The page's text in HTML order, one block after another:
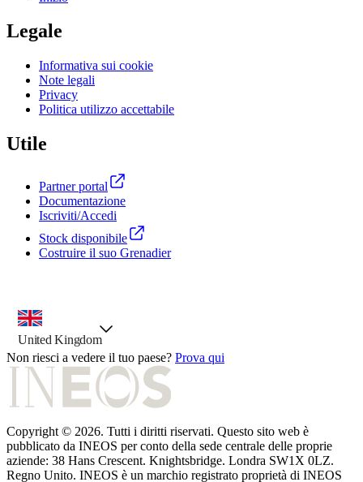
Legale
Informativa sui cookie
Note legali
Privacy
Politica utilizzo accettabile
Utile
Partner portal
Documentazione
Iscriviti/Accedi
Stock disponibile
Costruire il suo Grenadier
selezione Paese, opzione preselezionata
United Kingdom
Non riesci a vedere il tuo paese? Prova qui
Copyright © 2026. Tutti i diritti riservati. Questo sito web è
pubblicato da INEOS per conto della sede centrale delle proprie
aziende: 38 Hans Crescent. Knightsbridge. Londra SW1X 0LZ.
Regno Unito. INEOS è un marchio registrato proprietà di INEOS